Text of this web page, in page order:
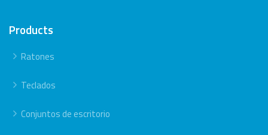
Products
Ratones
Teclados
Conjuntos de escritorio